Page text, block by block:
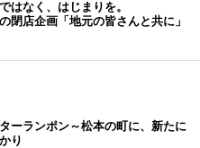
はなく、はじまりを。
閉店企画「地元の皆さんと共に」
ーランポン～松本の町に、新たに
り